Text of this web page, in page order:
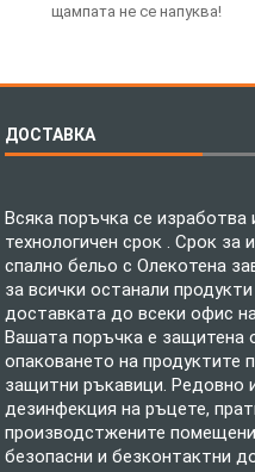
щампата не се напуква!
ДОСТАВКА
Всяка поръчка се
технологичен срок . Срок за
спално бельо с Олекотена
за всички останали
доставката до всеки офис
Вашата поръчка е защитена
опаковането на продуктите
защитни ръкавици. Редовно
дезинфекция на ръцете,
производстжените
безопасни и безконтактни